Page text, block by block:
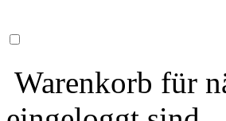
Warenkorb für